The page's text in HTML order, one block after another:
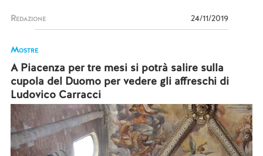
Redazione 24/11/2019
Mostre
A Piacenza per tre mesi si potrà salire sulla
cupola del Duomo per vedere gli affreschi di
Ludovico Carracci